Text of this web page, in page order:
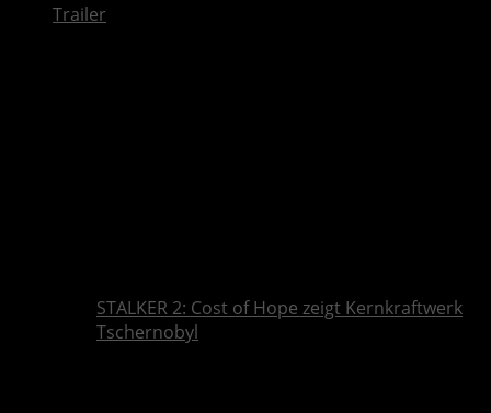
Trailer
STALKER 2: Cost of Hope zeigt Kernkraftwerk
Tschernobyl